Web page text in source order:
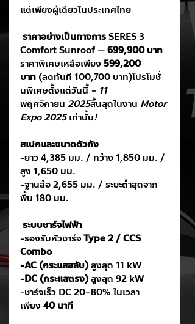
แต่เพียงผู้เดียวในประเทศไทย
ราคาอย่างเป็นทางการ SERES 3
Comfort Sunroof — 699,900 บาท
ราคาพิเศษเหลือเพียง 599,200
บาท (ลดทันที 100,700 บาท)โปรโมชั่
นพิเศษตั้งแต่วันนี้ – 11
พฤศจิกายน 2025สิ้นสุดในงาน Motor
Expo 2025 เท่านั้น!
สเปกและขนาดตัวถัง
-ยาว 4,385 มม. / กว้าง 1,850 มม. /
สูง 1,650 มม.
-ฐานล้อ 2,655 มม. / ระยะต่ำสุดจาก
พื้น 180 มม.
ระบบชาร์จไฟฟ้า
-รองรับหัวชาร์จ Type 2 / CCS
Combo
-AC (กระแสสลับ) สูงสุด 11 kW
-DC (กระแสตรง) สูงสุด 92 kW
-ชาร์จเร็ว DC 20–80% ในเวลา
เพียง 40 นาที